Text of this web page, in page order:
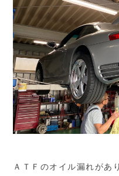
ＡＴＦのオイル漏れがあ